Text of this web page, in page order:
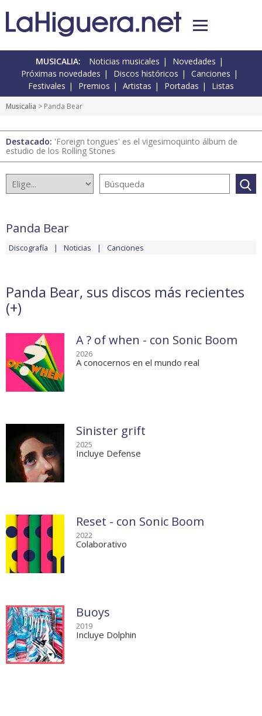
MUSICALIA: Noticias musicales
Novedades
Próximas novedades
Discos históricos
Canciones
Festivales
Premios Artistas Portadas Listas
Musicalia > Panda Bear
Destacado: 'Foreign tongues' es el vigesimoquinto álbum de
estudio de los Rolling Stones
Panda Bear
Discografía Noticias Canciones
Panda Bear, sus discos más recientes
(+)
A ? of when - con Sonic Boom
2026
A conocernos en el mundo real
Sinister grift
2025
Incluye Defense
Reset - con Sonic Boom
2022
Colaborativo
Buoys
2019
Incluye Dolphin